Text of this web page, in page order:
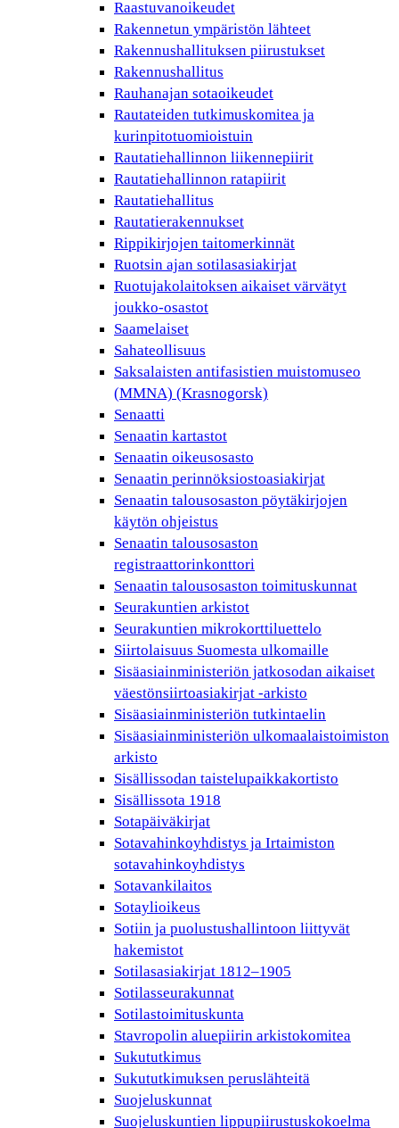
Raastuvanoikeudet
Rakennetun ympäristön lähteet
Rakennushallituksen piirustukset
Rakennushallitus
Rauhanajan sotaoikeudet
Rautateiden tutkimuskomitea ja
kurinpitotuomioistuin
Rautatiehallinnon liikennepiirit
Rautatiehallinnon ratapiirit
Rautatiehallitus
Rautatierakennukset
Rippikirjojen taitomerkinnät
Ruotsin ajan sotilasasiakirjat
Ruotujakolaitoksen aikaiset värvätyt
joukko-osastot
Saamelaiset
Sahateollisuus
Saksalaisten antifasistien muistomuseo
(MMNA) (Krasnogorsk)
Senaatti
Senaatin kartastot
Senaatin oikeusosasto
Senaatin perinnöksiostoasiakirjat
Senaatin talousosaston pöytäkirjojen
käytön ohjeistus
Senaatin talousosaston
registraattorinkonttori
Senaatin talousosaston toimituskunnat
Seurakuntien arkistot
Seurakuntien mikrokorttiluettelo
Siirtolaisuus Suomesta ulkomaille
Sisäasiainministeriön jatkosodan aikaiset
väestönsiirtoasiakirjat -arkisto
Sisäasiainministeriön tutkintaelin
Sisäasiainministeriön ulkomaalaistoimiston
arkisto
Sisällissodan taistelupaikkakortisto
Sisällissota 1918
Sotapäiväkirjat
Sotavahinkoyhdistys ja Irtaimiston
sotavahinkoyhdistys
Sotavankilaitos
Sotaylioikeus
Sotiin ja puolustushallintoon liittyvät
hakemistot
Sotilasasiakirjat 1812–1905
Sotilasseurakunnat
Sotilastoimituskunta
Stavropolin aluepiirin arkistokomitea
Sukututkimus
Sukututkimuksen peruslähteitä
Suojeluskunnat
Suojeluskuntien lippupiirustuskokoelma